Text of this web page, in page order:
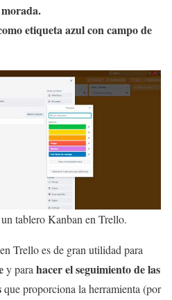
etiqueta azul con campo de
tablero Kanban en Trello.
Trello es de gran utilidad para
y para hacer el seguimiento de las
que proporciona la herramienta (por